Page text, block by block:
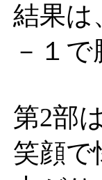
結果は
－１で
第2部
笑顔で